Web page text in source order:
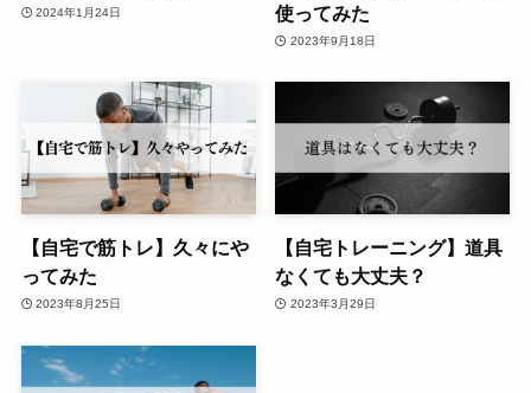
2024年1月24日
使ってみた
2023年9月18日
【自宅で筋トレ】久々にや
ってみた
2023年8月25日
【自宅トレーニング】道具
なくても大丈夫？
2023年3月29日